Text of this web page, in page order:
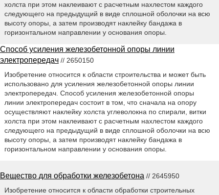
холста при этом наклеивают с расчетным нахлестом каждого
следующего на предыдущий в виде сплошной оболочки на всю
высоту опоры, а затем производят наклейку бандажа в
горизонтальном направлении у основания опоры.
Способ усиления железобетонной опоры линии
электропередач // 2650150
Изобретение относится к области строительства и может быть
использовано для усиления железобетонной опоры линии
электропередач. Способ усиления железобетонной опоры
линии электропередач состоит в том, что сначала на опору
осуществляют наклейку холста углеволокна по спирали, витки
холста при этом наклеивают с расчетным нахлестом каждого
следующего на предыдущий в виде сплошной оболочки на всю
высоту опоры, а затем производят наклейку бандажа в
горизонтальном направлении у основания опоры.
Вещество для обработки железобетона // 2645950
Изобретение относится к области обработки строительных